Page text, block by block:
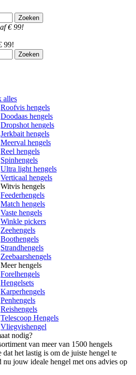
€ 99!
99!
alles
Roofvis hengels
Doodaas hengels
Dropshot hengels
Jerkbait hengels
Meerval hengels
Reel hengels
Spinhengels
Ultra light hengels
Verticaal hengels
Witvis hengels
Feederhengels
Match hengels
Vaste hengels
Winkle pickers
Zeehengels
Boothengels
Strandhengels
Zeebaarshengels
Meer hengels
Forelhengels
Hengelsets
Karperhengels
Penhengels
Reishengels
Telescoop Hengels
Vliegvishengel
nodig?
van meer van 1500 hengels
dat het lastig is om de juiste hengel te
jouw ideale hengel met ons advies op